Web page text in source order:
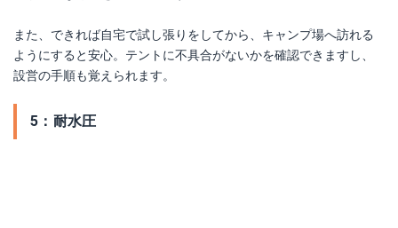
また、できれば自宅で試し張りをしてから、キャンプ場へ訪れる
ようにすると安心。テントに不具合がないかを確認できますし、
設営の手順も覚えられます。
5：耐水圧